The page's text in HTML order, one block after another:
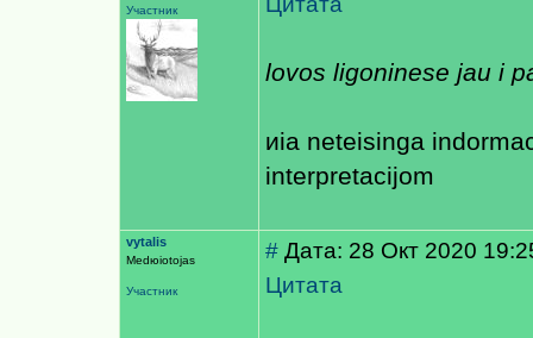
Участник
lovos ligoninese jau i
иia neteisinga
interpretacijom
vytalis
Medюiotojas
Участник
# Дата: 28 Окт 2020
Цитата